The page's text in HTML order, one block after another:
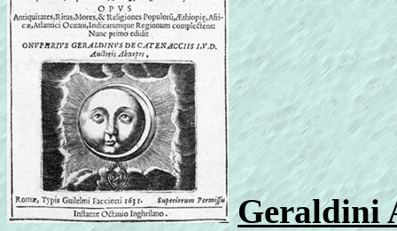
Geraldini